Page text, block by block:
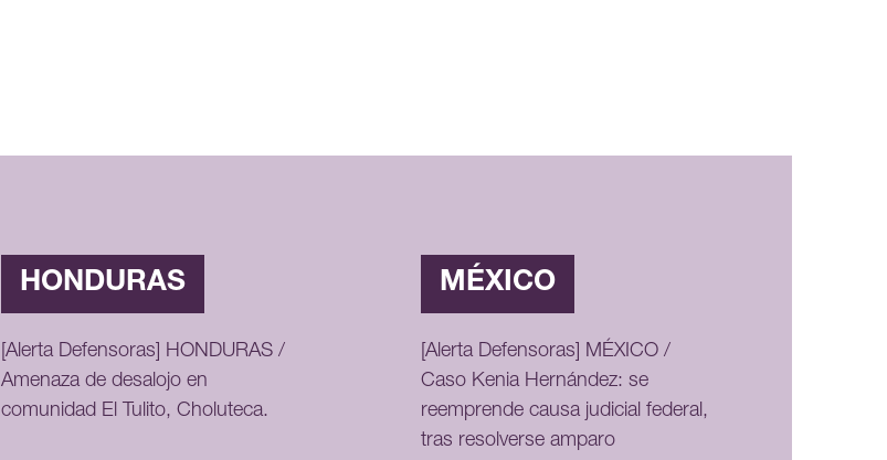
HONDURAS
[Alerta Defensoras] HONDURAS /
Amenaza de desalojo en
comunidad El Tulito, Choluteca.
MÉXICO
[Alerta Defensoras] MÉXICO /
Caso Kenia Hernández: se
reemprende causa judicial federal,
tras resolverse amparo